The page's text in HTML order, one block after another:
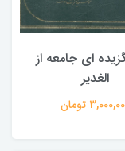
ای جامعه از
الغدیر
تومان